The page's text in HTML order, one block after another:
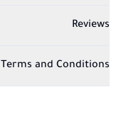
Reviews
Terms and Conditions